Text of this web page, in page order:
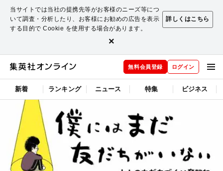
当サイトでは当社の提携先等がお客様のニーズ等につ
いて調査・分析したり、お客様にお勧めの広告を表示
する目的で Cookie を使用する場合があります。
詳しくはこちら
×
無料会員登録 ログイン
新着 ランキング ニュース 特集 ビジネス